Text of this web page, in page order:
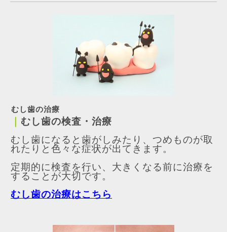
むし歯の治療
むし歯の検査・治療
むし歯になると歯がしみたり、つめものが取
れたりと色々な症状が出てきます。
定期的に検査を行い、大きくなる前に治療を
することが大切です。
むし歯の治療はこちら